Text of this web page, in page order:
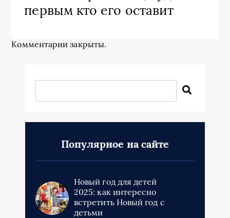
первым кто его оставит
Комментарии закрыты.
Популярное на сайте
Новый год для детей
2025: как интересно
встретить Новый год с
детьми